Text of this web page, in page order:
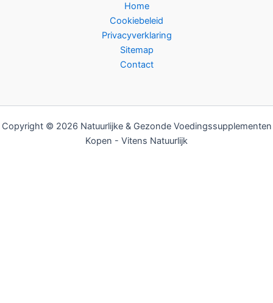
Home
Cookiebeleid
Privacyverklaring
Sitemap
Contact
Copyright © 2026 Natuurlijke & Gezonde Voedingssupplementen
Kopen - Vitens Natuurlijk